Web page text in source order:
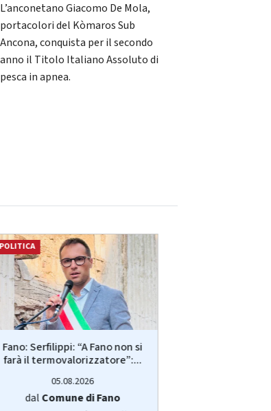
L’anconetano Giacomo De Mola,
portacolori del Kòmaros Sub
Ancona, conquista per il secondo
anno il Titolo Italiano Assoluto di
pesca in apnea.
POLITICA
Fano: Serfilippi: “A Fano non si
farà il termovalorizzatore”:...
05.08.2026
dalComune di Fano